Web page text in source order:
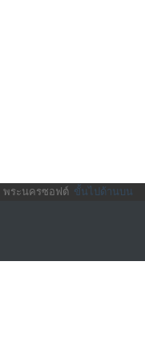
พระนครซอฟต์ ขั้นไปด้านบน